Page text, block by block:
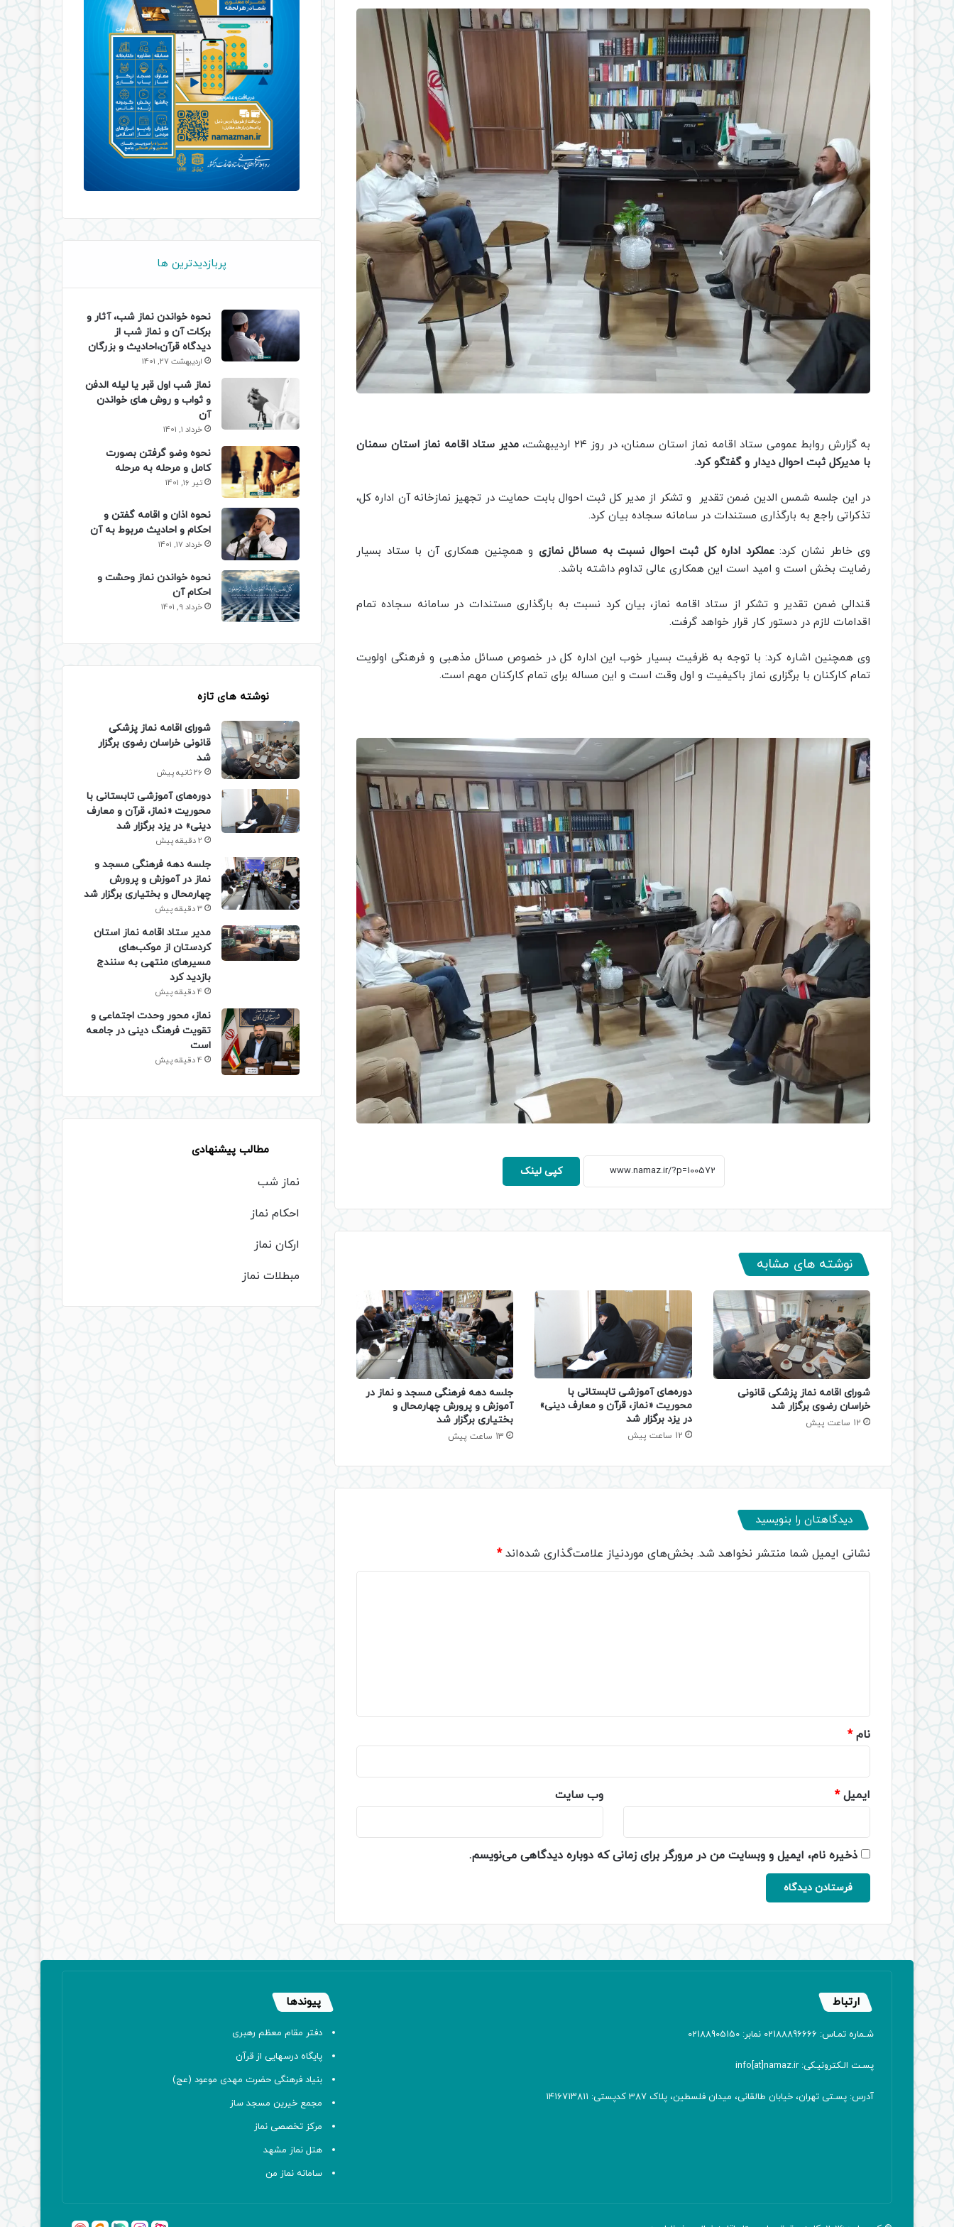
به گزارش روابط عمومی ستاد اقامه نماز استان سمنان، در روز 24 اردیبهشت،
مدیر ستاد اقامه نماز استان سمنان
با مدیرکل ثبت احوال دیدار و گفتگو کرد.
در این جلسه شمس الدین ضمن تقدیر و تشکر از مدیر کل ثبت احوال بابت حمایت در تجهیز نمازخانه آن اداره کل،
تذکراتی راجع به بارگذاری مستندات در سامانه سجاده بیان کرد.
وی خاطر نشان کرد:عملکرد اداره کل ثبت احوال نسبت به مسائل نمازی و همچنین همکاری آن با ستاد بسیار
رضایت بخش است و امید است این همکاری عالی تداوم داشته باشد.
قندالی ضمن تقدیر و تشکر از ستاد اقامه نماز، بیان کرد نسبت به بارگذاری مستندات در سامانه سجاده تمام
اقدامات لازم در دستور کار قرار خواهد گرفت.
وی همچنین اشاره کرد: با توجه به ظرفیت بسیار خوب این اداره کل در خصوص مسائل مذهبی و فرهنگی اولویت
تمام کارکنان با برگزاری نماز باکیفیت و اول وقت است و این مساله برای تمام کارکنان مهم است.
کپی لینک
نوشته های مشابه
شورای اقامه نماز پزشکی قانونی
خراسان رضوی برگزار شد
12 ساعت پیش
دوره‌های آموزشی تابستانی با
محوریت «نماز، قرآن و معارف دینی»
در یزد برگزار شد
12 ساعت پیش
جلسه دهه فرهنگی مسجد و نماز در
آموزش و پرورش چهارمحال و
بختیاری برگزار شد
13 ساعت پیش
دیدگاهتان را بنویسید
نشانی ایمیل شما منتشر نخواهد شد. بخش‌های موردنیاز علامت‌گذاری شده‌اند*
نام*
ایمیل* وب‌ سایت
ذخیره نام، ایمیل و وبسایت من در مرورگر برای زمانی که دوباره دیدگاهی می‌نویسم.
پربازدیدترین ها
نحوه خواندن نماز شب، آثار و
برکات آن و نماز شب از
دیدگاه قرآن،احادیث و بزرگان
اردیبهشت 27, 1401
نماز شب اول قبر یا لیله الدفن
و ثواب و روش های خواندن
آن
خرداد 1, 1401
نحوه وضو گرفتن بصورت
کامل و مرحله به مرحله
تیر 16, 1401
نحوه اذان و اقامه گفتن و
احکام و احادیث مربوط به آن
خرداد 17, 1401
نحوه خواندن نماز وحشت و
احکام آن
خرداد 9, 1401
نوشته های تازه
شورای اقامه نماز پزشکی
قانونی خراسان رضوی برگزار
شد
26 ثانیه پیش
دوره‌های آموزشی تابستانی با
محوریت «نماز، قرآن و معارف
دینی» در یزد برگزار شد
2 دقیقه پیش
جلسه دهه فرهنگی مسجد و
نماز در آموزش و پرورش
چهارمحال و بختیاری برگزار شد
3 دقیقه پیش
مدیر ستاد اقامه نماز استان
کردستان از موکب‌های
مسیرهای منتهی به سنندج
بازدید کرد
4 دقیقه پیش
نماز، محور وحدت اجتماعی و
تقویت فرهنگ دینی در جامعه
است
4 دقیقه پیش
مطالب پیشنهادی
نماز شب
احکام نماز
ارکان نماز
مبطلات نماز
ارتباط
شـماره تمـاس: 02188896666 نمابر: 02188905150
پسـت الـکترونیـکی: info[at]namaz.ir
آدرس: پسـتی تهران، خیابان طالقانی، میدان فلسطین، پلاک 387 کدپستی: ۱۴۱۶۷۱۳۸۱۱
پیوندها
دفتر مقام معظم رهبری
پایگاه درسهایی از قرآن
بنیاد فرهنگی حضرت مهدی موعود (عج)
مجمع خیرین مسجد ساز
مرکز تخصصی نماز
هتل نماز مشهد
سامانه نماز من